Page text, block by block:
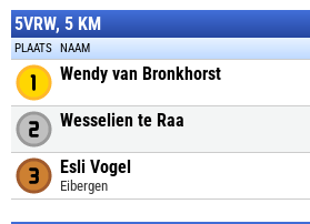
5VRW, 5 KM
PLAATS NAAM
Wendy van Bronkhorst
Wesselien te Raa
Esli Vogel
Eibergen